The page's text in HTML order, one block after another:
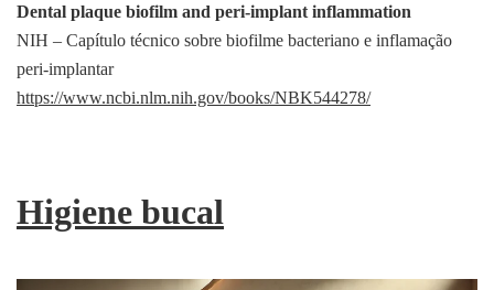
Dental plaque biofilm and peri-implant inflammation
NIH – Capítulo técnico sobre biofilme bacteriano e inflamação
peri-implantar
https://www.ncbi.nlm.nih.gov/books/NBK544278/
Higiene bucal